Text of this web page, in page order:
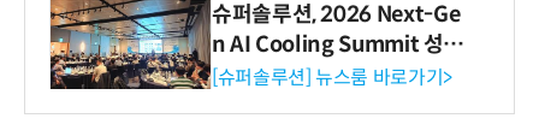
슈퍼솔루션, 2026 Next-Ge
n AI Cooling Summit 성황
리 성료
[슈퍼솔루션] 뉴스룸 바로가기>